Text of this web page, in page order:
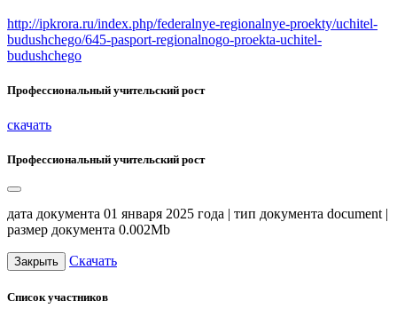
http://ipkrora.ru/index.php/federalnye-regionalnye-proekty/uchitel-
budushchego/645-pasport-regionalnogo-proekta-uchitel-
budushchego
Профессиональный учительский рост
скачать
Профессиональный учительский рост
дата документа 01 января 2025 года | тип документа document |
размер документа 0.002Mb
Закрыть Скачать
Список участников